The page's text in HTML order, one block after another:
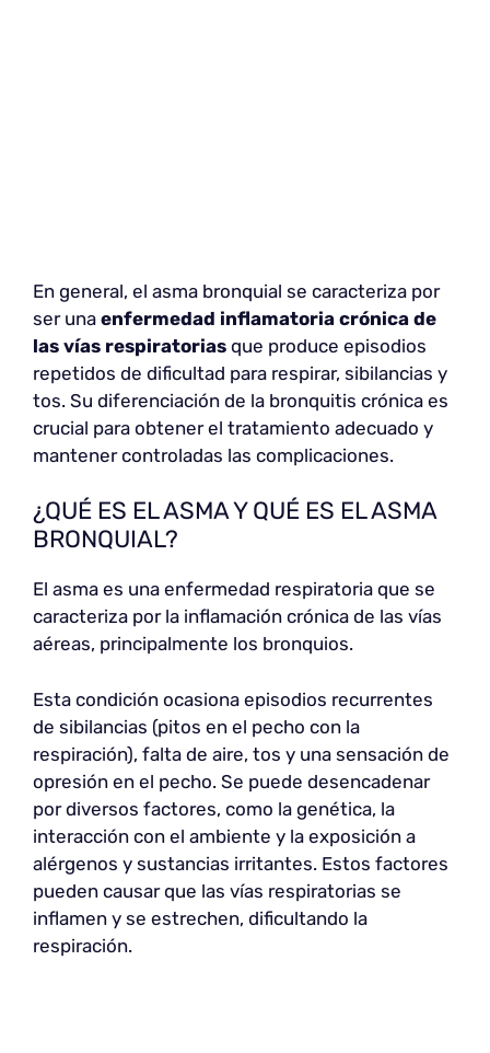
En general, el asma bronquial se caracteriza por
ser una enfermedad inflamatoria crónica de
las vías respiratorias que produce episodios
repetidos de dificultad para respirar, sibilancias y
tos. Su diferenciación de la bronquitis crónica es
crucial para obtener el tratamiento adecuado y
mantener controladas las complicaciones.
¿QUÉ ES EL ASMA Y QUÉ ES EL ASMA
BRONQUIAL?
El asma es una enfermedad respiratoria que se
caracteriza por la inflamación crónica de las vías
aéreas, principalmente los bronquios.
Esta condición ocasiona episodios recurrentes
de sibilancias (pitos en el pecho con la
respiración), falta de aire, tos y una sensación de
opresión en el pecho. Se puede desencadenar
por diversos factores, como la genética, la
interacción con el ambiente y la exposición a
alérgenos y sustancias irritantes. Estos factores
pueden causar que las vías respiratorias se
inflamen y se estrechen, dificultando la
respiración.